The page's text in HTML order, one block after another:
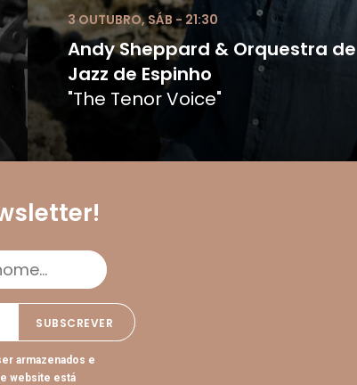
3 OUTUBRO, SÁB - 21:30
Andy Sheppard & Orquestra de
Jazz de Espinho
"The Tenor Voice"
armazenados e
website está